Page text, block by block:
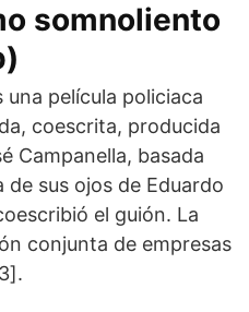
somnoliento
una película policiaca
coescrita, producida
Campanella, basada
sus ojos de Eduardo
el guión. La
conjunta de empresas